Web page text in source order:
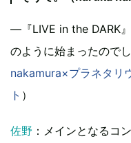
—『LIVE in the DARK
のように始まったので
nakamura×プラネタリ
ト ）
佐野 ：メインとなるコ